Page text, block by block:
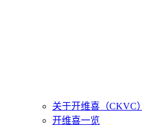
关于开维喜（CKVC）
开维喜一览